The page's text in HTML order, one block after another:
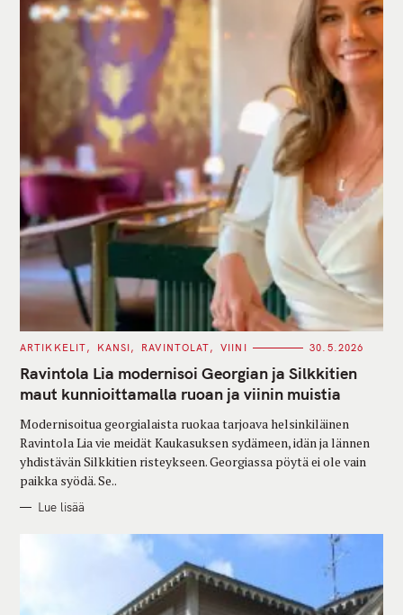
C
T
E
G
O
I
S
ARTIKKELIT KANSI RAVINTOLAT VIINI 30.5.2026
Ravintola Lia modernisoi Georgian ja Silkkitien
maut kunnioittamalla ruoan ja viinin muistia
Modernisoitua georgialaista ruokaa tarjoava helsinkiläinen
Ravintola Lia vie meidät Kaukasuksen sydämeen, idän ja lännen
yhdistävän Silkkitien risteykseen. Georgiassa pöytä ei ole vain
paikka syödä. Se..
Lue lisää